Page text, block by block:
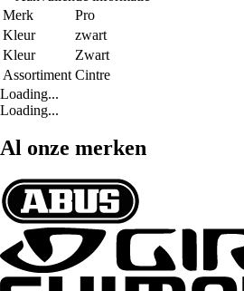
Merk
Pro
Kleur
zwart
Kleur
Zwart
Assortiment Cintre
Loading...
Loading...
Al onze merken